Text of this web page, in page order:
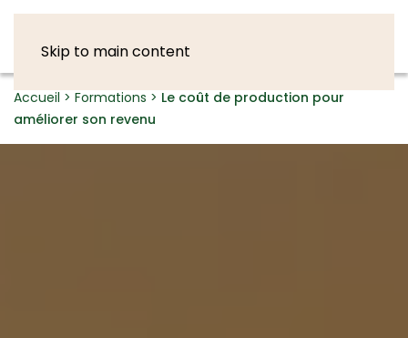
Skip to main content
Accueil > Formations > Le coût de production pour
améliorer son revenu